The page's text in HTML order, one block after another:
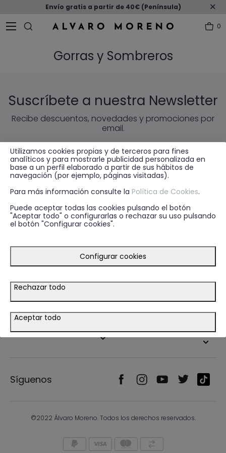
Envío gratis a partir de 40€ (Península)
0
Gorras y Sombreros
Suscríbete a nuestra Newsletter
Recibe descuentos, novedades y promociones por
email.
EMAIL ENVIAR
* He leído y acepto lapolítica de privacidad
Guía de compra
Tiendas
Legal
País/Idioma
Síguenos
©2022 Álvaro Moreno. Todos los derechos reservados.
Utilizamos cookies propias y de terceros para fines
analíticos y para mostrarle publicidad personalizada en
base a un perfil elaborado a partir de sus hábitos de
navegación (por ejemplo, páginas visitadas).
Para más información consulte la Política de Cookies.
Puede aceptar todas las cookies pulsando el botón
"Aceptar todo" o configurarlas o rechazar su uso pulsando
el botón "Configurar cookies".
Configurar cookies
Rechazar todo
Aceptar todo